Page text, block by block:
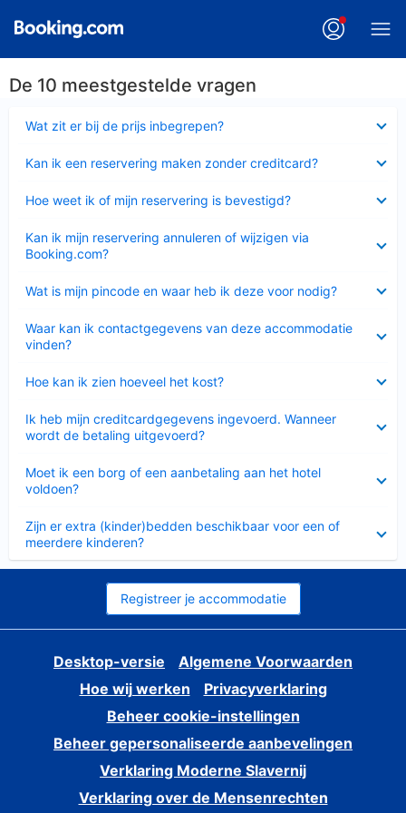
De 10 meestgestelde vragen
Wat zit er bij de prijs inbegrepen?
Kan ik een reservering maken zonder creditcard?
Hoe weet ik of mijn reservering is bevestigd?
Kan ik mijn reservering annuleren of wijzigen via
Booking.com?
Wat is mijn pincode en waar heb ik deze voor nodig?
Waar kan ik contactgegevens van deze accommodatie
vinden?
Hoe kan ik zien hoeveel het kost?
Ik heb mijn creditcardgegevens ingevoerd. Wanneer
wordt de betaling uitgevoerd?
Moet ik een borg of een aanbetaling aan het hotel
voldoen?
Zijn er extra (kinder)bedden beschikbaar voor een of
meerdere kinderen?
Registreer je accommodatie
Desktop-versie
Algemene Voorwaarden
Hoe wij werken
Privacyverklaring
Beheer cookie-instellingen
Beheer gepersonaliseerde aanbevelingen
Verklaring Moderne Slavernij
Verklaring over de Mensenrechten